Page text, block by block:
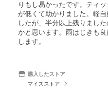
りもし易かったです。ティ
が低くて助かりました。軽
したが、半分以上残りまし
かと思います。雨はじきも
します。
購入したストア
マイスストア